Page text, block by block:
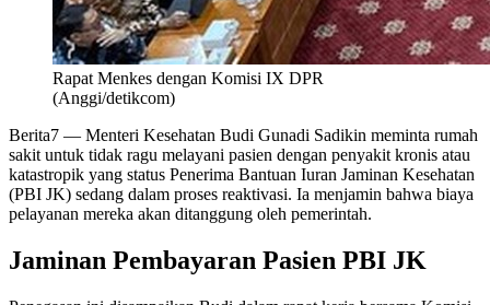
Rapat Menkes dengan Komisi IX DPR
(Anggi/detikcom)
Berita7 — Menteri Kesehatan Budi Gunadi Sadikin meminta rumah
sakit untuk tidak ragu melayani pasien dengan penyakit kronis atau
katastropik yang status Penerima Bantuan Iuran Jaminan Kesehatan
(PBI JK) sedang dalam proses reaktivasi. Ia menjamin bahwa biaya
pelayanan mereka akan ditanggung oleh pemerintah.
Jaminan Pembayaran Pasien PBI JK